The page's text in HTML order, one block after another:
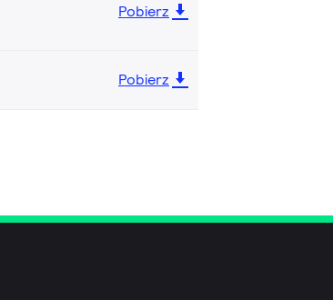
Pobierz
Pobierz